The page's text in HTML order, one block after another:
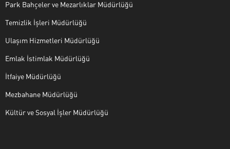
Park Bahçeler ve Mezarlıklar Müdürlüğü
Temizlik İşleri Müdürlüğü
Ulaşım Hizmetleri Müdürlüğü
Emlak İstimlak Müdürlüğü
İtfaiye Müdürlüğü
Mezbahane Müdürlüğü
Kültür ve Sosyal İşler Müdürlüğü